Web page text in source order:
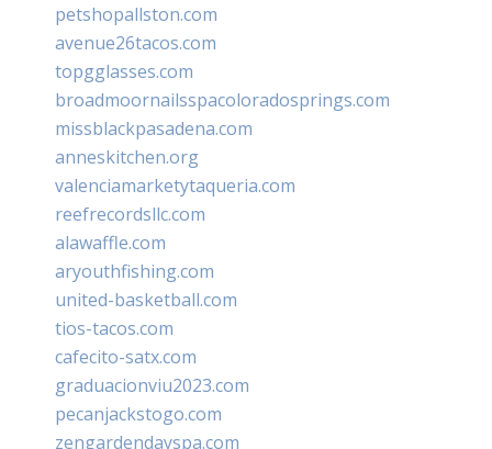
petshopallston.com
avenue26tacos.com
topgglasses.com
broadmoornailsspacoloradosprings.com
missblackpasadena.com
anneskitchen.org
valenciamarketytaqueria.com
reefrecordsllc.com
alawaffle.com
aryouthfishing.com
united-basketball.com
tios-tacos.com
cafecito-satx.com
graduacionviu2023.com
pecanjackstogo.com
zengardendayspa.com